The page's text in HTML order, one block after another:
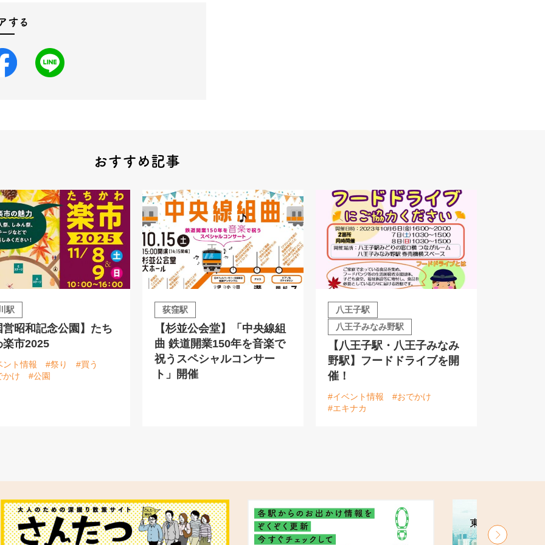
する
おすすめ記事
駅
営昭和記念公園】たち
楽市2025
ント情報 #祭り
#買う
かけ
#公園
荻窪駅
【杉並公会堂】「中央線組
曲 鉄道開業150年を音楽で
祝うスペシャルコンサー
ト」開催
八王子駅
八王子みなみ野駅
【八王子駅・八王子みなみ
野駅】フードドライブを開
催！
#イベント情報
#おでかけ
#エキナカ